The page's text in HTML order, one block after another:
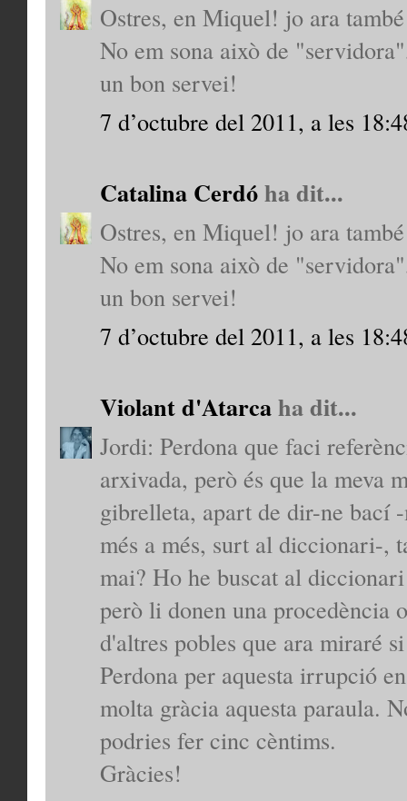
Ostres, en Miquel! jo ara
No em sona això de
un bon servei!
7 d’octubre del 2011, a les
Catalina Cerdóha dit...
Ostres, en Miquel! jo ara
No em sona això de
un bon servei!
7 d’octubre del 2011, a les
Violant d'Atarcaha dit...
Jordi: Perdona que faci
arxivada, però és que la meva
gibrelleta, apart de dir-ne bací
més a més, surt al diccionari-,
mai? Ho he buscat al
però li donen una procedència
d'altres pobles que ara miraré
Perdona per aquesta irrupció
molta gràcia aquesta paraula.
podries fer cinc cèntims.
Gràcies!